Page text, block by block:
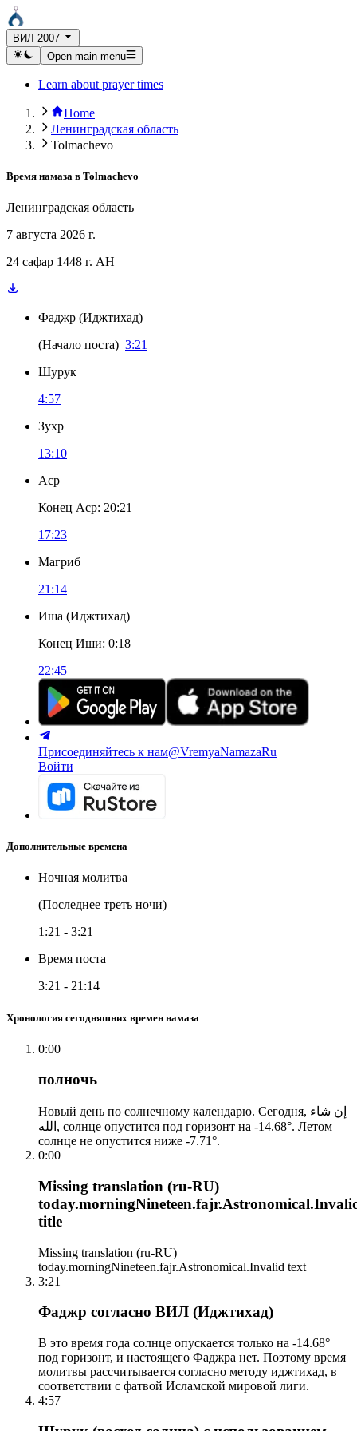
ВИЛ 2007
Open main menu
Learn about prayer times
Home
Ленинградская область
Tolmachevo
Время намаза в Tolmachevo
Ленинградская область
7 августа 2026 г.
24 сафар 1448 г. AH
Фаджр (Иджтихад)
(Начало поста) 3:21
Шурук
4:57
Зухр
13:10
Аср
Конец Аср: 20:21
17:23
Магриб
21:14
Иша (Иджтихад)
Конец Иши: 0:18
22:45
Присоединяйтесь к нам@VremyaNamazaRu
Войти
Дополнительные времена
Ночная молитва
(Последнее треть ночи)
1:21 - 3:21
Время поста
3:21 - 21:14
Хронология сегодняшних времен намаза
0:00
полночь
Новый день по солнечному календарю. Сегодня, إن شاء
الله, солнце опустится под горизонт на -14.68°. Летом
солнце не опустится ниже -7.71°.
0:00
Missing translation (ru-RU)
title
Missing translation (ru-RU)
today.morningNineteen.fajr.Astronomical.Invalid text
3:21
Фаджр согласно ВИЛ (Иджтихад)
В это время года солнце опускается только на -14.68°
под горизонт, и настоящего Фаджра нет. Поэтому время
молитвы рассчитывается согласно методу иджтихад, в
соответствии с фатвой Исламской мировой лиги.
4:57